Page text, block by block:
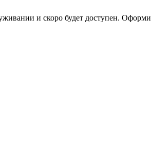
и скоро будет доступен.